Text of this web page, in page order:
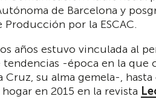
de Barcelona y
por la ESCAC.
años estuvo vinculada al
tendencias -época en la que
Cruz, su alma gemela-, hasta
en 2015 en la revista